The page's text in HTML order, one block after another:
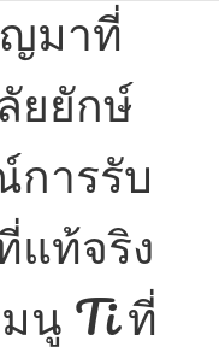
ญมาที่
ยยักษ์
การรับ
แท้จริง
มนู Ti ที่